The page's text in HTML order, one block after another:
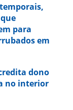
para
em
dono
no interior